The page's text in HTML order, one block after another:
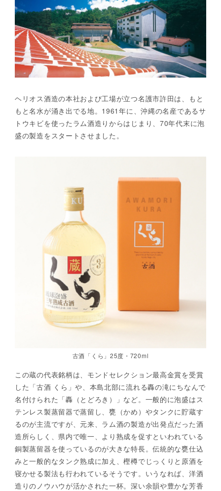
ヘリオス酒造の本社および工場が立つ名護市許田は、もと
もと名水が涌き出でる地。1961年に、沖縄の名産であるサ
トウキビを使ったラム酒造りからはじまり、70年代末に泡
盛の製造をスタートさせました。
古酒「くら」25度・720ml
この蔵の代表銘柄は、モンドセレクション最高金賞を受賞
した「古酒 くら」や、本島北部に流れる轟の滝にちなんで
名付けられた「轟（とどろき）」など。一般的に泡盛はス
テンレス製蒸留器で蒸留し、甕（かめ）やタンクに貯蔵す
るのが主流ですが、元来、ラム酒の製造が出発点だった酒
造所らしく、県内で唯一、より熟成を促すといわれている
銅製蒸留器を使っているのが大きな特長。伝統的な甕仕込
みと一般的なタンク熟成に加え、樫樽でじっくりと原酒を
寝かせる製法も行われているそうです。いうなれば、洋酒
造りのノウハウが活かされた一杯。深い余韻や豊かな芳香